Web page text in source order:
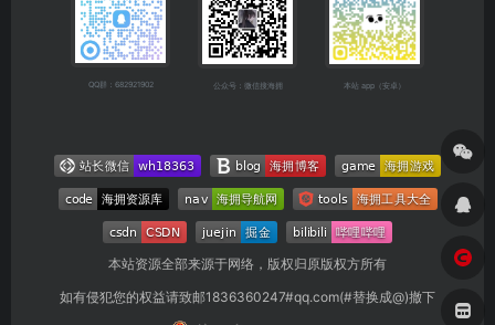
QQ群：682921902 公众号：微信搜海拥 本站 app（安卓）
本站资源全部来源于网络，版权归原版权方所有
如有侵犯您的权益请致邮1836360247#qq.com(#替换成@)撤下